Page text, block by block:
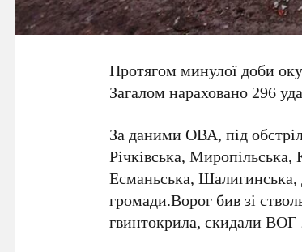
Протягом минулої доби
Загалом нараховано 296
За даними ОВА, під
Річківська, Миропільська,
Есманьська, Шалигинська,
громади.Ворог бив зі
гвинтокрила, скидали